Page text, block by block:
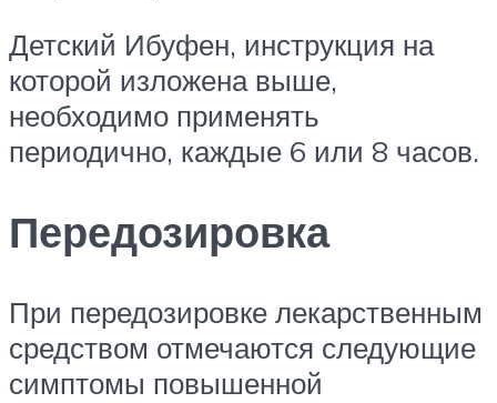
Детский Ибуфен, инструкция на
которой изложена выше,
необходимо применять
периодично, каждые 6 или 8 часов.
Передозировка
При передозировке лекарственным
средством отмечаются следующие
симптомы повышенной